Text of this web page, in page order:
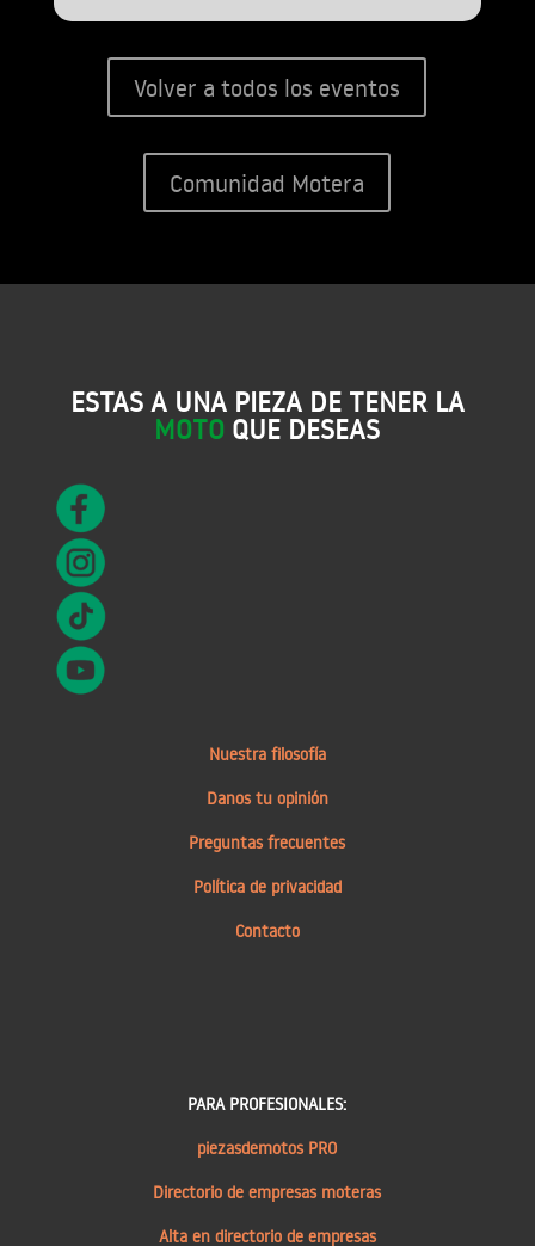
Volver a todos los eventos
Comunidad Motera
ESTAS A UNA PIEZA DE TENER LA
MOTO QUE DESEAS
Nuestra filosofía
Danos tu opinión
Preguntas frecuentes
Política de privacidad
Contacto
PARA PROFESIONALES:
piezasdemotos PRO
Directorio de empresas moteras
Alta en directorio de empresas